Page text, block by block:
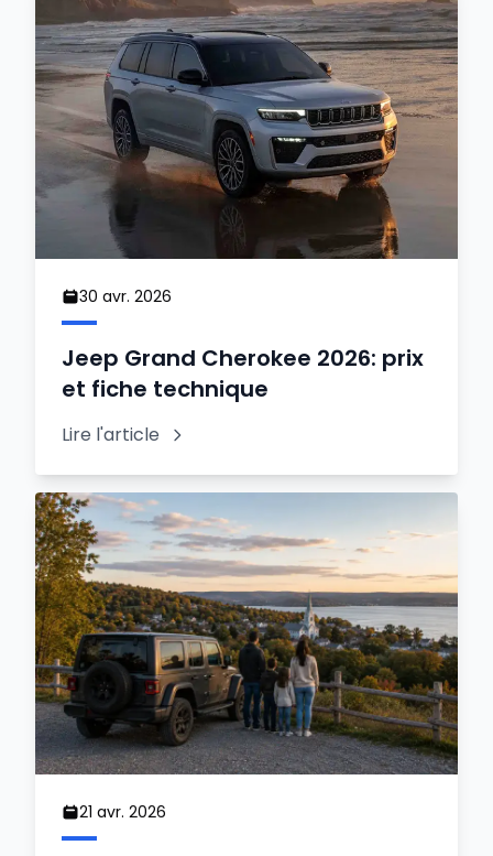
30 avr. 2026
Jeep Grand Cherokee 2026: prix
et fiche technique
Lire l'article
21 avr. 2026